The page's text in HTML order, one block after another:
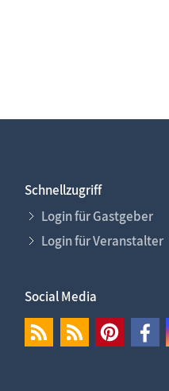
Schnellzugriff
Login für Gastgeber
Login für Veranstalter
Social Media